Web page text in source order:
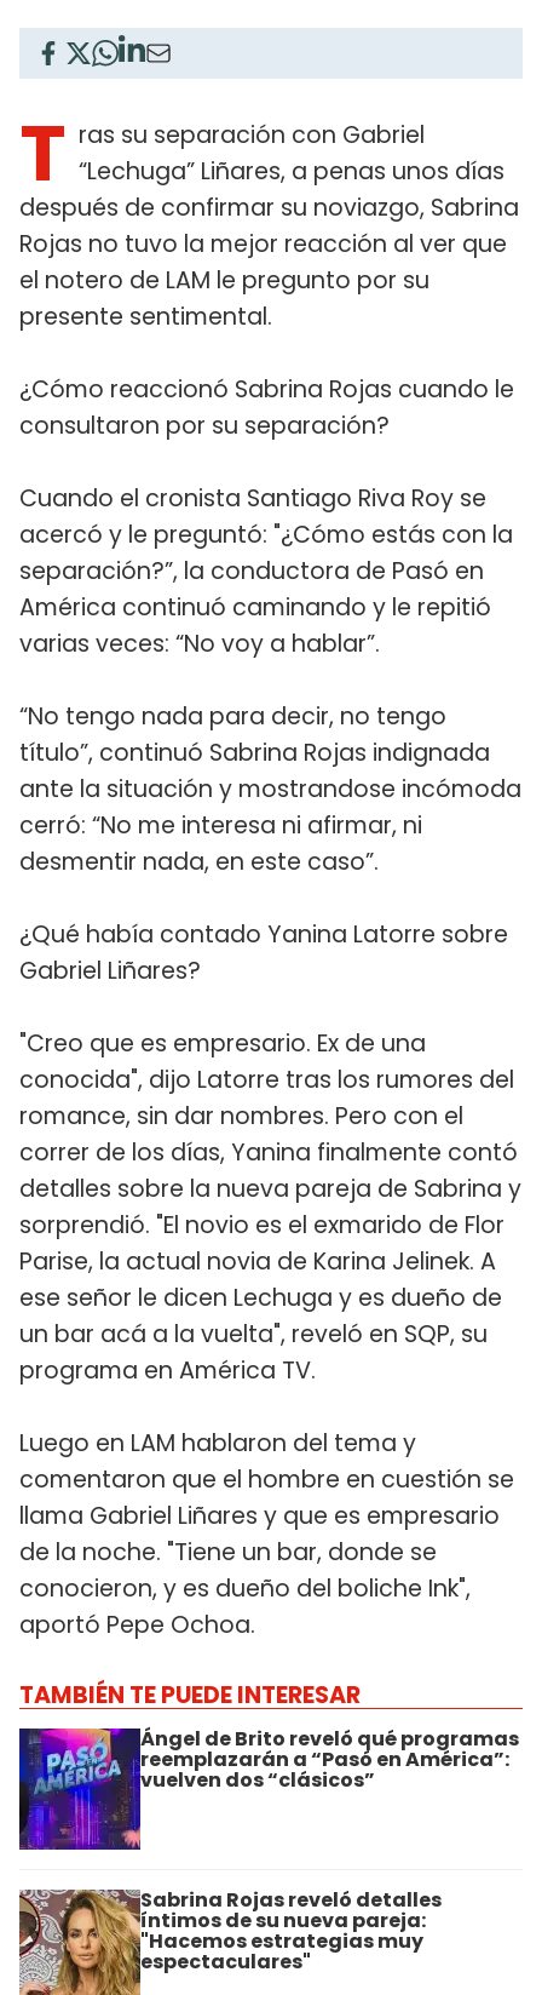
T ras su separación con Gabriel
“Lechuga” Liñares, a penas unos días
después de confirmar su noviazgo, Sabrina
Rojas no tuvo la mejor reacción al ver que
el notero de LAM le pregunto por su
presente sentimental.
¿Cómo reaccionó Sabrina Rojas cuando le
consultaron por su separación?
Cuando el cronista Santiago Riva Roy se
acercó y le preguntó: "¿Cómo estás con la
separación?”, la conductora de Pasó en
América continuó caminando y le repitió
varias veces: “No voy a hablar”.
“No tengo nada para decir, no tengo
título”, continuó Sabrina Rojas indignada
ante la situación y mostrandose incómoda
cerró: “No me interesa ni afirmar, ni
desmentir nada, en este caso”.
¿Qué había contado Yanina Latorre sobre
Gabriel Liñares?
"Creo que es empresario. Ex de una
conocida", dijo Latorre tras los rumores del
romance, sin dar nombres. Pero con el
correr de los días, Yanina finalmente contó
detalles sobre la nueva pareja de Sabrina y
sorprendió. "El novio es el exmarido de Flor
Parise, la actual novia de Karina Jelinek. A
ese señor le dicen Lechuga y es dueño de
un bar acá a la vuelta", reveló en SQP, su
programa en América TV.
Luego en LAM hablaron del tema y
comentaron que el hombre en cuestión se
llama Gabriel Liñares y que es empresario
de la noche. "Tiene un bar, donde se
conocieron, y es dueño del boliche Ink",
aportó Pepe Ochoa.
TAMBIÉN TE PUEDE INTERESAR
Ángel de Brito reveló qué programas
reemplazarán a “Pasó en América”:
vuelven dos “clásicos”
Sabrina Rojas reveló detalles
íntimos de su nueva pareja:
"Hacemos estrategias muy
espectaculares"